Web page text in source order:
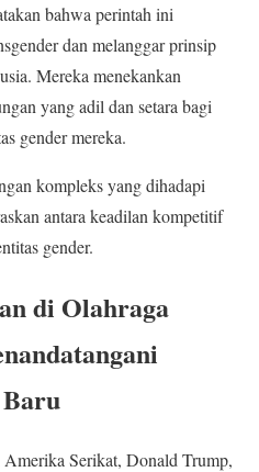
bahwa perintah ini
dan melanggar prinsip
Mereka menekankan
yang adil dan setara bagi
gender mereka.
kompleks yang dihadapi
antara keadilan kompetitif
gender.
di Olahraga
Serikat, Donald Trump,